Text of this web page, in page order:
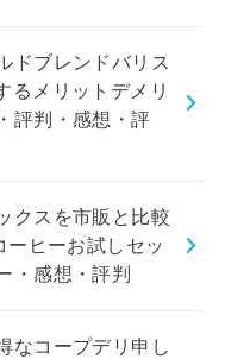
ドブレンドバリス
るメリットデメリ
評判・感想・評
クスを市販と比較
ヒーお試しセッ
・感想・評判
なコープデリ申し